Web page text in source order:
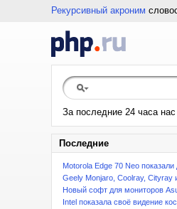
Рекурсивный акроним
За последние 24 часа нас
Последние
Motorola Edge 70 Neo показали
Geely Monjaro, Coolray, Cityray
Новый софт для мониторов
Intel показала своё видение